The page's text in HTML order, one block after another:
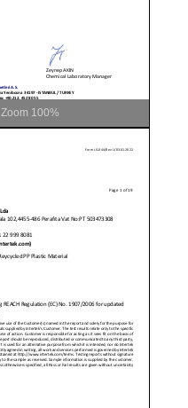
Zoom 100%